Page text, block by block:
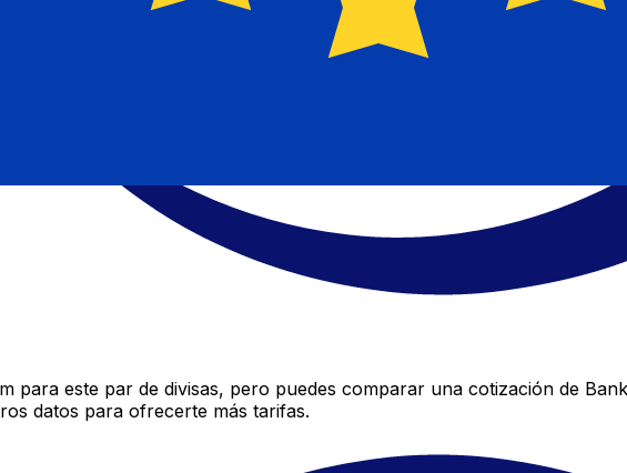
para este par de divisas, pero puedes comparar una cotización de
datos para ofrecerte más tarifas.